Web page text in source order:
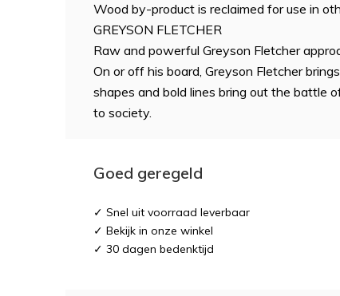
Wood by-product is reclaimed for use in
GREYSON FLETCHER
Raw and powerful Greyson Fletcher
On or off his board, Greyson Fletcher
shapes and bold lines bring out the battle
to society.
Goed geregeld
✓ Snel uit voorraad leverbaar
✓ Bekijk in onze winkel
✓ 30 dagen bedenktijd